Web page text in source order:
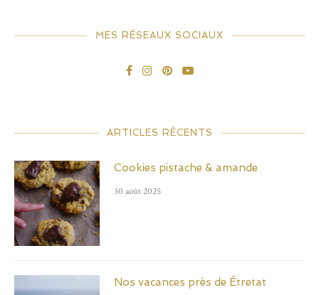
MES RÉSEAUX SOCIAUX
ARTICLES RÉCENTS
Cookies pistache & amande
30 août 2025
Nos vacances près de Étretat